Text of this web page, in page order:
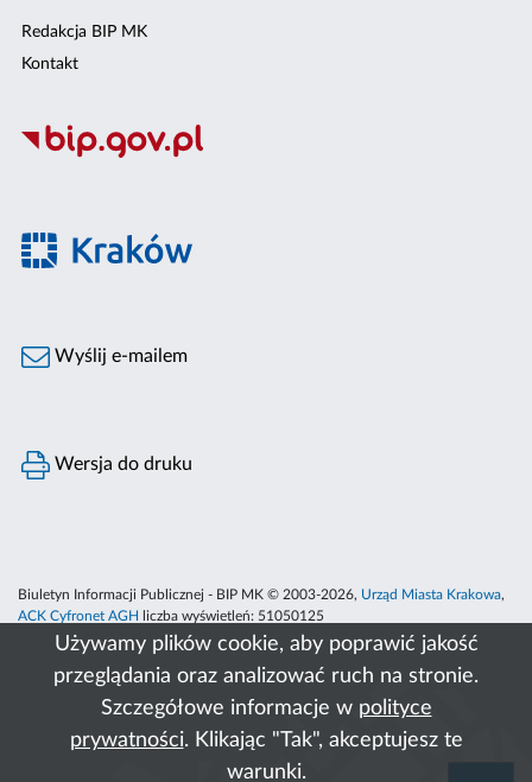
Używamy plików cookie, aby poprawić jakość
przeglądania oraz analizować ruch na stronie.
Szczegółowe informacje w polityce
prywatności. Klikając "Tak", akceptujesz te
warunki.
Redakcja BIP MK
Kontakt
Wyślij e-mailem
Wersja do druku
Biuletyn Informacji Publicznej - BIP MK © 2003-2026, Urząd Miasta Krakowa,
ACK Cyfronet AGH
liczba wyświetleń: 51050125